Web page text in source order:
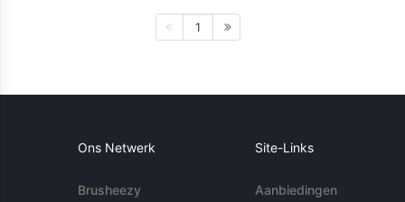
1
Ons Netwerk
Brusheezy
Site-Links
Aanbiedingen